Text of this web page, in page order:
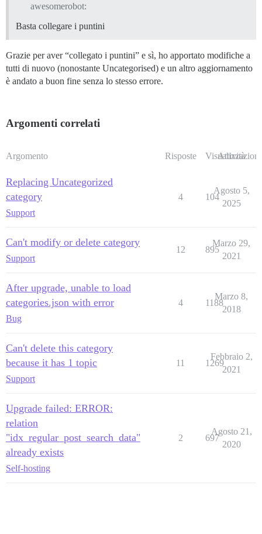
awesomerobot:
Basta collegare i puntini
Grazie per aver “collegato i puntini” e sì, ho apportato modifiche a
tutti di nuovo (nonostante Uncategorised) e un altro aggiornamento
è andato a buon fine senza lo stesso errore.
Argomenti correlati
Argomento Risposte Visualizzazioni
Attività
Replacing Uncategorized
category
Support
4 104
Agosto 5,
2025
Can't modify or delete category
Support
12 895
Marzo 29,
2021
After upgrade, unable to load
categories.json with error
Bug
4 1188
Marzo 8,
2018
Can't delete this category
because it has 1 topic
Support
11 1269
Febbraio 2,
2021
Upgrade failed: ERROR:
relation
"idx_regular_post_search_data"
already exists
Self-hosting
2 697
Agosto 21,
2020